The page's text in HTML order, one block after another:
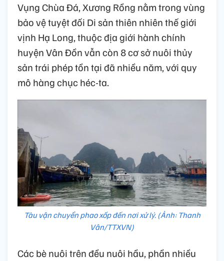
Vụng Chùa Đá, Xương Rồng nằm trong vùng
bảo vệ tuyệt đối Di sản thiên nhiên thế giới
vịnh Hạ Long, thuộc địa giới hành chính
huyện Vân Đồn vẫn còn 8 cơ sở nuôi thủy
sản trái phép tồn tại đã nhiều năm, với quy
mô hàng chục héc-ta.
Tàu vận chuyển phao xốp đến nơi xử lý. (Ảnh: Thanh
Vân/TTXVN)
Các bè nuôi trên đều nuôi hầu, phần nhiều